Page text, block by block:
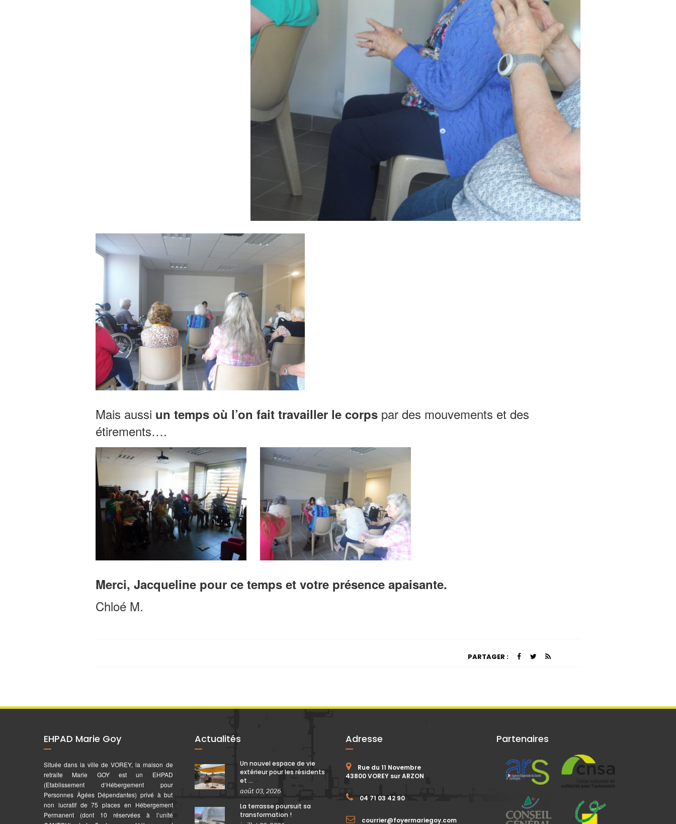
Mais aussi un temps où l’on fait travailler le corpspar des mouvements et des
étirements….
Merci, Jacqueline pour ce temps et votre présence apaisante.
Chloé M.
PARTAGER :
EHPAD Marie Goy
Située dans la ville de VOREY, la maison de
retraite Marie GOY est un EHPAD
(Etablissement d‘Hébergement pour
Personnes Âgées Dépendantes) privé à but
non lucratif de 75 places en Hébergement
Permanent (dont 10 réservées à l’unité
Actualités
Un nouvel espace de vie
extérieur pour les résidents
et ...
août 03, 2026
La terrasse poursuit sa
transformation !
Adresse
Rue du 11 Novembre
43800 VOREY sur ARZON
04 71 03 42 90
courrier@foyermariegoy.com
Partenaires